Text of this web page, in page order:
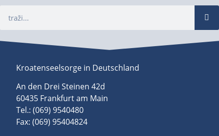
Kroatenseelsorge in Deutschland
An den Drei Steinen 42d
60435 Frankfurt am Main
Tel.: (069) 9540480
Fax: (069) 95404824